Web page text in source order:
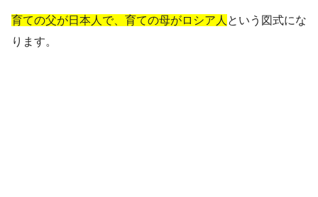
育ての父が日本人で、育ての母がロシア人 という図式にな
ります。